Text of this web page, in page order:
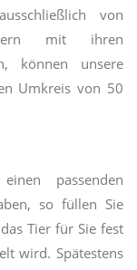
von
mit ihren
können unsere
Umkreis von 50
passenden
so füllen Sie
Tier für Sie fest
wird. Spätestens